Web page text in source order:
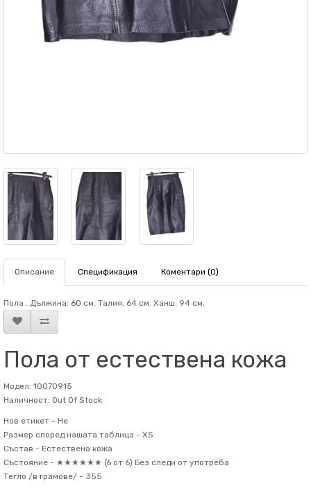
Описание Спецификация Коментари (0)
Пола . Дължина: 60 см. Талия: 64 см. Ханш: 94 см.
Пола от естествена кожа
Модел: 10070915
Наличност: Out Of Stock
Нов етикет - Не
Размер според нашата таблица - XS
Състав - Естествена кожа
Състояние - ★★★★★★ (6 от 6) Без следи от употреба
Тегло /в грамове/ - 355